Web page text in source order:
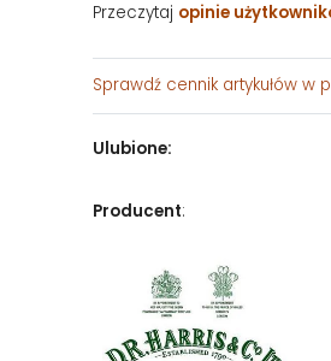
Przeczytaj opinie
Sprawdź cennik artykułów w
Ulubione:
Producent: